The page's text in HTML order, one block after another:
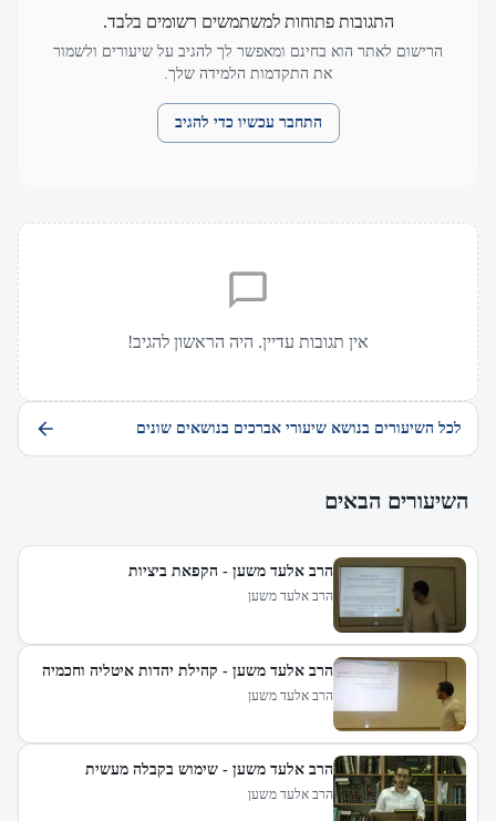
התגובות פתוחות למשתמשים רשומים בלבד.
הרישום לאתר הוא בחינם ומאפשר לך להגיב על שיעורים ולשמור
את התקדמות הלמידה שלך.
התחבר עכשיו כדי להגיב
אין תגובות עדיין. היה הראשון להגיב!
לכל השיעורים בנושא שיעורי אברכים בנושאים שונים
השיעורים הבאים
הרב אלעד משען - הקפאת ביציות
הרב אלעד משען
הרב אלעד משען - קהילת יהדות איטליה וחכמיה
הרב אלעד משען
הרב אלעד משען - שימוש בקבלה מעשית
הרב אלעד משען